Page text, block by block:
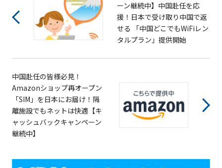
ーン継続中】中国赴任を応
援！日本で受け取り中国で返
せる 「中国どこでもWiFiレン
タルプラン」提供開始
中国赴任の皆様必見！
Amazonショップ再オープン
「SIM」を日本にお届け！隔
離施設でもネットは快適【キ
ャッシュバックキャンペーン
継続中】